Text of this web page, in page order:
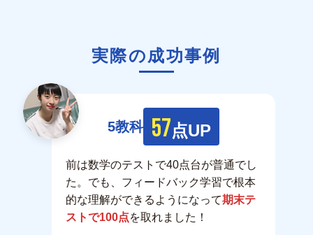
実際の成功事例
5教科 57点UP
前は数学のテストで40点台が普通でし
た。でも、フィードバック学習で根本
的な理解ができるようになって期末テ
ストで100点を取れました！